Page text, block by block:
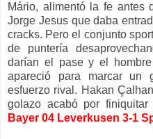
Mário, alimentó la fe antes
Jorge Jesus que daba
cracks. Pero el conjunto
de puntería
darían el pase y el
apareció para marcar un
esfuerzo rival. Hakan
golazo acabó por
Bayer 04 Leverkusen 3-1